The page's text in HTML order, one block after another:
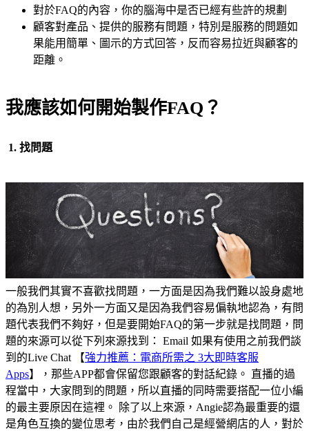
對於FAQ的內容，你的腦海中是否已經有些許的規劃
顧客對產品、提供的服務有問題，特別是服務的問題如
果能用簡單、圖示的方式回答，反而容易拉近與顧客的
距離。
我應該如何開始製作FAQ？
1. 找問題
一般我們其實不喜歡找問題，一方面是因為我們難以設身處地
的為別人想，另外一方面又是因為我們容易偏執地認為，有問
題代表我們不夠好，但是要開始FAQ的第一步就是找問題，問
題的來源可以從下列來源找到： Email 如果有使用之前我們談
到的Live Chat 【強力推薦：電商所需之 3大即時客服
Apps】，那些APP都會保留您跟顧客的對話紀錄。 直播的過
程當中，大家問到的問題，所以直播的同時需要搭配一位小編
的最主要原因在這裡。 除了以上來源，Angie認為最重要的還
是角色互換的變位思考，由於我們自己是經營網店的人，對於